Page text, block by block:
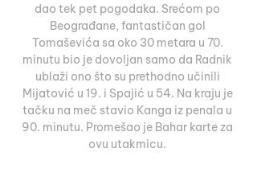
dao tek pet pogodaka. Srećom po
Beograđane, fantastičan gol
Tomaševića sa oko 30 metara u 70.
minutu bio je dovoljan samo da Radnik
ublaži ono što su prethodno učinili
Mijatović u 19. i Spajić u 54. Na kraju je
tačku na meč stavio Kanga iz penala u
90. minutu. Promešao je Bahar karte za
ovu utakmicu.